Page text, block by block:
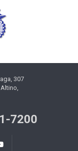
307
Altino,
7200